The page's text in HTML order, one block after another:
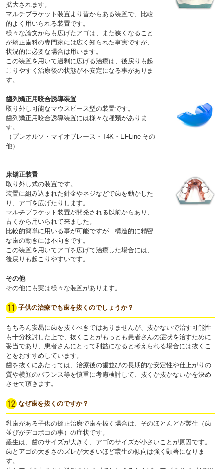
拡大されます。
マルチブラケット装置より昔からある装置で、比較
的よく用いられる装置です。
様々な論文からも広げたアゴは、また狭くなること
が矯正歯科の専門家には広く知られた事実ですが、
状況的に必要な場合は用います。
この装置を用いて過剰に広げる治療は、後戻りも起
こりやすく治療後の状態が不安定になる事がありま
す。
歯列矯正用咬合誘導装置
取り外し可能なマウスピース型の装置です。
歯列矯正用咬合誘導装置には様々な種類がありま
す。
（プレオルソ・マイオブレース・T4K・EFLine その
他）
床矯正装置
取り外し式の装置です。
装置に組み込まれた針金やネジなどで歯を動かした
り、アゴを広げたりします。
マルチブラケット装置が開発される以前からあり、
古くから用いられて来ました。
比較的簡単に用いる事が可能ですが、構造的に精密
な歯の動きには不向きです。
この装置を用いてアゴを広げて治療した場合には、
後戻りも起こりやすいです。
その他
その他にも実は様々な装置があります。
子供の治療でも歯を抜くのでしょうか？
もちろん安易に歯を抜くべきではありませんが、抜かないで治す可能性
も十分検討した上で、抜くことがもっとも患者さんの症状を治すために
妥当であり、患者さんにとって利益になると考えられる場合には抜くこ
とをおすすめしています。
歯を抜くにあたっては、治療後の歯並びの長期的な安定性や仕上がりの
質や横顔のバランス等を慎重に考慮検討して、抜くか抜かないかを決め
させて頂きます。
なぜ歯を抜くのですか？
乳歯がある子供の矯正治療で歯を抜く場合は、そのほとんどが叢生（歯
並びがデコボコの事）の症状です。
叢生は、歯のサイズが大きく、アゴのサイズが小さいことが原因です。
歯とアゴの大きさのズレが大きいほど叢生の傾向は強く顕著になりま
す。